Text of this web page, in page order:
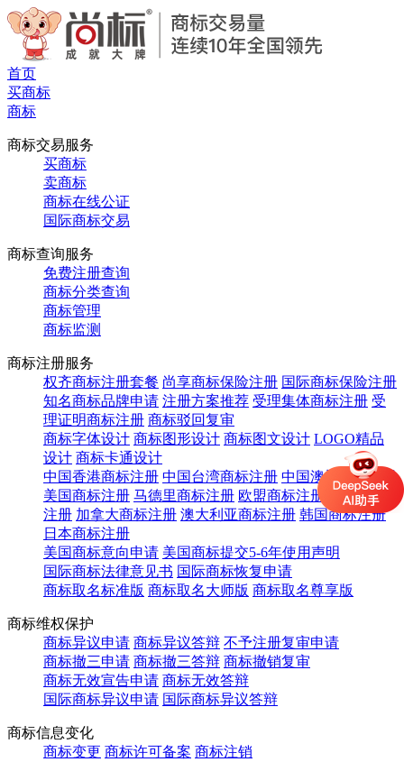
首页
买商标
商标
商标交易服务
买商标
卖商标
商标在线公证
国际商标交易
商标查询服务
免费注册查询
商标分类查询
商标管理
商标监测
商标注册服务
权齐商标注册套餐 尚享商标保险注册 国际商标保险注册
知名商标品牌申请 注册方案推荐 受理集体商标注册 受
理证明商标注册 商标驳回复审
商标字体设计 商标图形设计 商标图文设计 LOGO精品
设计 商标卡通设计
中国香港商标注册 中国台湾商标注册 中国澳门商标注册
美国商标注册 马德里商标注册 欧盟商标注册
英国商标
注册 加拿大商标注册 澳大利亚商标注册 韩国商标注册
日本商标注册
美国商标意向申请 美国商标提交5-6年使用声明
国际商标法律意见书 国际商标恢复申请
商标取名标准版 商标取名大师版 商标取名尊享版
商标维权保护
商标异议申请 商标异议答辩 不予注册复审申请
商标撤三申请 商标撤三答辩 商标撤销复审
商标无效宣告申请 商标无效答辩
国际商标异议申请 国际商标异议答辩
商标信息变化
商标变更 商标许可备案 商标注销